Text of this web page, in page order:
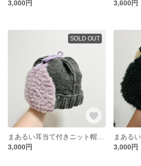
3,000円 3,600円
SOLD OUT
3,000円
3,000円